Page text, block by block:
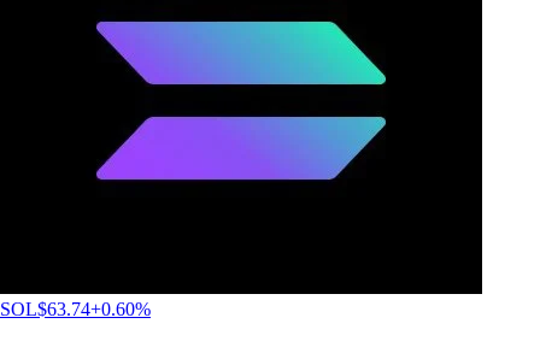
SOL$63.74+0.60%